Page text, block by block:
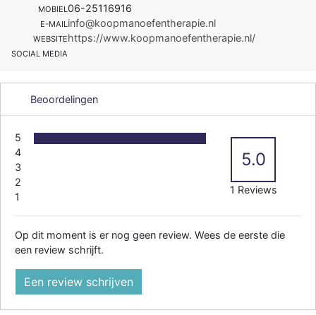
MOBIEL06-25116916
E-MAILinfo@koopmanoefentherapie.nl
WEBSITEhttps://www.koopmanoefentherapie.nl/
SOCIAL MEDIA
Beoordelingen
5
4
3
2
1
5.0
1 Reviews
Op dit moment is er nog geen review. Wees de eerste die
een review schrijft.
Een review schrijven